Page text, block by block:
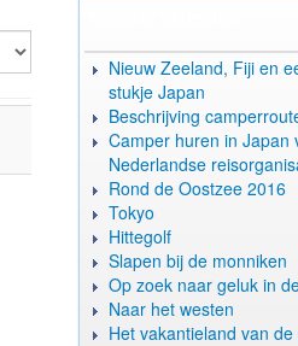
Nieuw Zeeland, Fiji en
stukje Japan
Beschrijving
Camper huren in Japan
Nederlandse
Rond de Oostzee 2016
Tokyo
Hittegolf
Slapen bij de monniken
Op zoek naar geluk in
Naar het westen
Het vakantieland van de